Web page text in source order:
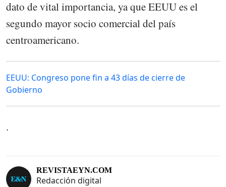
dato de vital importancia, ya que EEUU es el
segundo mayor socio comercial del país
centroamericano.
EEUU: Congreso pone fin a 43 días de cierre de
Gobierno
.
REVISTAEYN.COM
Redacción digital